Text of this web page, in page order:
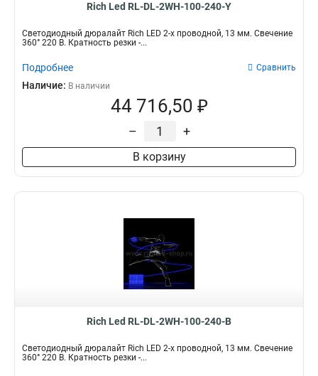
Rich Led RL-DL-2WH-100-240-Y
Светодиодный дюралайт Rich LED 2-х проводной, 13 мм. Свечение
360° 220 В. Кратность резки -...
Подробнее Сравнить
Наличие: В наличии
44 716,50 ₽
– +
В корзину
Rich Led RL-DL-2WH-100-240-B
Светодиодный дюралайт Rich LED 2-х проводной, 13 мм. Свечение
360° 220 В. Кратность резки -...